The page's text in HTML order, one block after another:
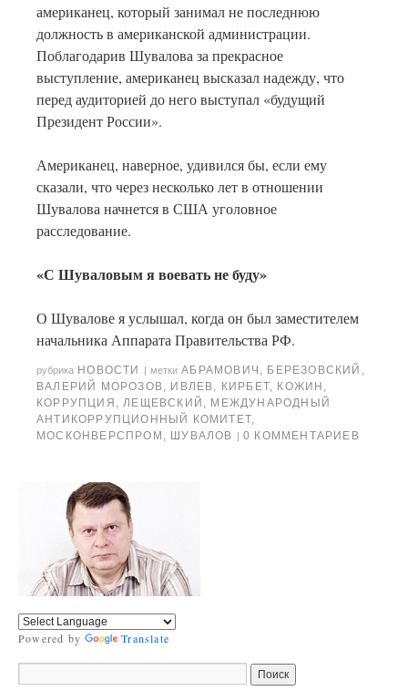
американец, который занимал не последнюю
должность в американской администрации.
Поблагодарив Шувалова за прекрасное
выступление, американец высказал надежду, что
перед аудиторией до него выступал «будущий
Президент России».
Американец, наверное, удивился бы, если ему
сказали, что через несколько лет в отношении
Шувалова начнется в США уголовное
расследование.
«С Шуваловым я воевать не буду»
О Шувалове я услышал, когда он был заместителем
начальника Аппарата Правительства РФ.
рубрика НОВОСТИ | метки АБРАМОВИЧ , БЕРЕЗОВСКИЙ ,
ВАЛЕРИЙ МОРОЗОВ, ИВЛЕВ, КИРБЕТ, КОЖИН ,
КОРРУПЦИЯ ,ЛЕЩЕВСКИЙ , МЕЖДУНАРОДНЫЙ
АНТИКОРРУПЦИОННЫЙ КОМИТЕТ,
МОСКОНВЕРСПРОМ , ШУВАЛОВ | 0 КОММЕНТАРИЕВ
Powered by Translate